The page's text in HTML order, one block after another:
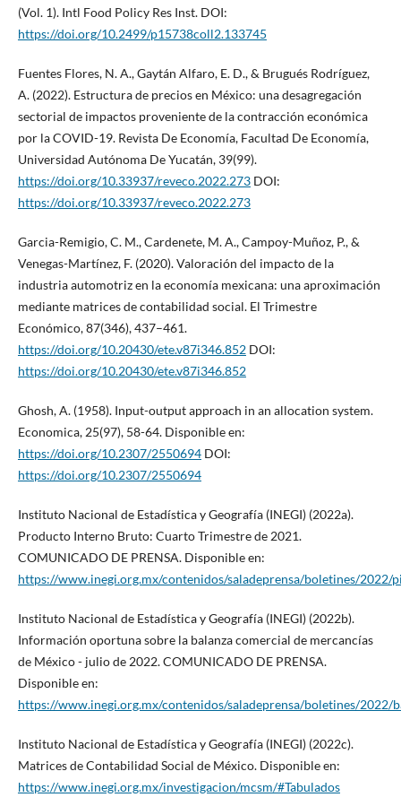
(Vol. 1). Intl Food Policy Res Inst. DOI:
https://doi.org/10.2499/p15738coll2.133745
Fuentes Flores, N. A., Gaytán Alfaro, E. D., & Brugués Rodríguez,
A. (2022). Estructura de precios en México: una desagregación
sectorial de impactos proveniente de la contracción económica
por la COVID-19. Revista De Economía, Facultad De Economía,
Universidad Autónoma De Yucatán, 39(99).
https://doi.org/10.33937/reveco.2022.273DOI:
https://doi.org/10.33937/reveco.2022.273
Garcia-Remigio, C. M., Cardenete, M. A., Campoy-Muñoz, P., &
Venegas-Martínez, F. (2020). Valoración del impacto de la
industria automotriz en la economía mexicana: una aproximación
mediante matrices de contabilidad social. El Trimestre
Económico, 87(346), 437–461.
https://doi.org/10.20430/ete.v87i346.852DOI:
https://doi.org/10.20430/ete.v87i346.852
Ghosh, A. (1958). Input-output approach in an allocation system.
Economica, 25(97), 58-64. Disponible en:
https://doi.org/10.2307/2550694DOI:
https://doi.org/10.2307/2550694
Instituto Nacional de Estadística y Geografía (INEGI) (2022a).
Producto Interno Bruto: Cuarto Trimestre de 2021.
COMUNICADO DE PRENSA. Disponible en:
https://www.inegi.org.mx/contenidos/saladeprensa/boletines/2022/
Instituto Nacional de Estadística y Geografía (INEGI) (2022b).
Información oportuna sobre la balanza comercial de mercancías
de México - julio de 2022. COMUNICADO DE PRENSA.
Disponible en:
https://www.inegi.org.mx/contenidos/saladeprensa/boletines/2022/
Instituto Nacional de Estadística y Geografía (INEGI) (2022c).
Matrices de Contabilidad Social de México. Disponible en:
https://www.inegi.org.mx/investigacion/mcsm/#Tabulados